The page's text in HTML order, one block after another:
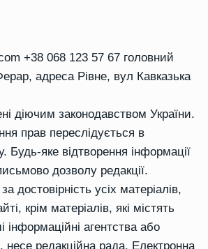
+38 068 123 57 67 головний
адреса Рівне, вул Кавказька
діючим законодавством України.
прав переслідується в
Будь-яке відтворення інформації
дозволу редакції.
достовірність усіх матеріалів,
крім матеріалів, які містять
інформаційні агентства або
несе редакційна рада. Електронна